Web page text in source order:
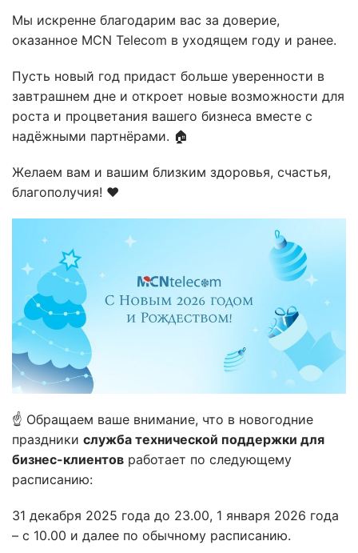
Мы искренне благодарим вас за доверие,
оказанное MCN Telecom в уходящем году и ранее.
Пусть новый год придаст больше уверенности в
завтрашнем дне и откроет новые возможности для
роста и процветания вашего бизнеса вместе с
надёжными партнёрами. 🏠
Желаем вам и вашим близким здоровья, счастья,
благополучия! ❤️
☝️ Обращаем ваше внимание, что в новогодние
праздники служба технической поддержки для
бизнес-клиентов работает по следующему
расписанию:
31 декабря 2025 года до 23.00, 1 января 2026 года
– с 10.00 и далее по обычному расписанию.